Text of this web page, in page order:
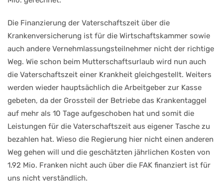
Die Finanzierung der Vaterschaftszeit über die
Krankenversicherung ist für die Wirtschaftskammer sowie
auch andere Vernehmlassungsteilnehmer nicht der richtige
Weg. Wie schon beim Mutterschaftsurlaub wird nun auch
die Vaterschaftszeit einer Krankheit gleichgestellt. Weiters
werden wieder hauptsächlich die Arbeitgeber zur Kasse
gebeten, da der Grossteil der Betriebe das Krankentaggel
auf mehr als 10 Tage aufgeschoben hat und somit die
Leistungen für die Vaterschaftszeit aus eigener Tasche zu
bezahlen hat. Wieso die Regierung hier nicht einen anderen
Weg gehen will und die geschätzten jährlichen Kosten von
1.92 Mio. Franken nicht auch über die FAK finanziert ist für
uns nicht verständlich.